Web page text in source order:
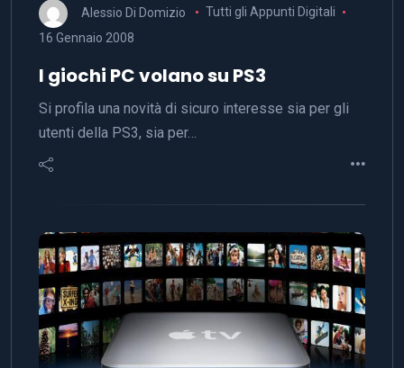
Alessio Di Domizio
Tutti gli Appunti Digitali
16 Gennaio 2008
I giochi PC volano su PS3
Si profila una novità di sicuro interesse sia per gli
utenti della PS3, sia per…